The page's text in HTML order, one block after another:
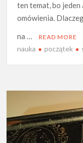
ten temat, bo jeden
omówienia.
na …
READ MORE
nauka początek